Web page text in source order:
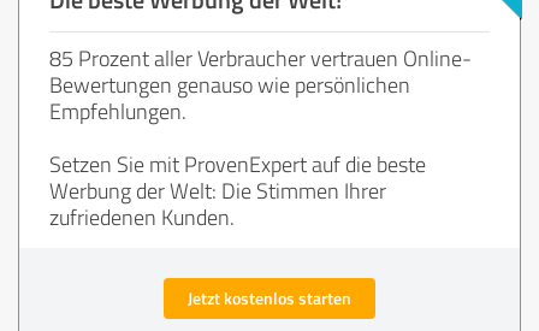
85 Prozent aller Verbraucher vertrauen Online-
Bewertungen genauso wie persönlichen
Empfehlungen.
Setzen Sie mit ProvenExpert auf die beste
Werbung der Welt: Die Stimmen Ihrer
zufriedenen Kunden.
Jetzt kostenlos starten